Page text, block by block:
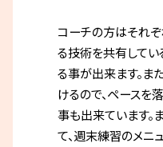
コーチの方はそれ
る技術を共有してい
る事が出来ます。ま
けるので、ペースを
事も出来ています。
て、週末練習のメニ